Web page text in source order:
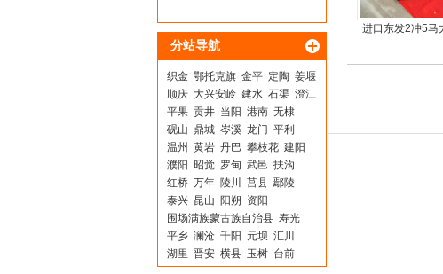
分站导航
织金 鄂托克旗 金平 定陶 姜堰
顺庆 大兴安岭 建水 石渠 澄江
平果 贡井 当阳 港南 无棣
砚山 鼎城 岑溪 龙门 平利
温州 黄岩 丹巴 攀枝花 建阳
濮阳
昭觉 罗甸 武邑 扶沟
红桥 万年 陵川 莒县 鄢陵
泰兴 昆山 阳朔
资阳
围场满族蒙古族自治县 寿光
平乡 澜沧 千阳 元坝 汇川
湖里 晋安 横县 玉树 台前
进口东发2冲5马